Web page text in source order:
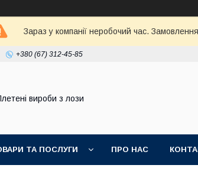
Зараз у компанії неробочий час.
+380 (67) 312-45-85
вироби з лози
ТА ПОСЛУГИ ПРО НАС